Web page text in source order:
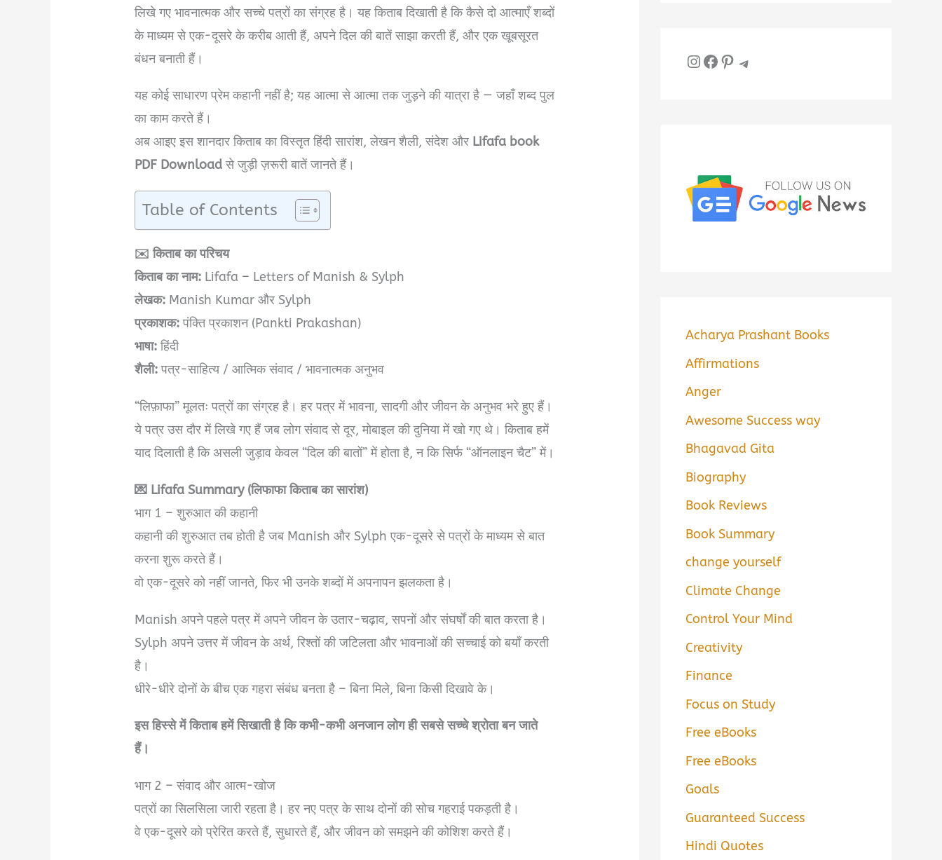
लिखे गए भावनात्मक और सच्चे पत्रों का संग्रह है। यह किताब दिखाती है कि कैसे दो आत्माएँ शब्दों
के माध्यम से एक-दूसरे के करीब आती हैं, अपने दिल की बातें साझा करती हैं, और एक खूबसूरत
बंधन बनाती हैं।
यह कोई साधारण प्रेम कहानी नहीं है; यह आत्मा से आत्मा तक जुड़ने की यात्रा है — जहाँ शब्द पुल
का काम करते हैं।
अब आइए इस शानदार किताब का विस्तृत हिंदी सारांश, लेखन शैली, संदेश और Lifafa book
PDF Downloadसे जुड़ी ज़रूरी बातें जानते हैं।
Table of Contents
✉️ किताब का परिचय
किताब का नाम: Lifafa – Letters of Manish & Sylph
लेखक: Manish Kumar और Sylph
प्रकाशक:पंक्‍ति प्रकाशन (Pankti Prakashan)
भाषा:हिंदी
शैली:पत्र-साहित्य / आत्मिक संवाद / भावनात्मक अनुभव
“लिफ़ाफा” मूलतः पत्रों का संग्रह है। हर पत्र में भावना, सादगी और जीवन के अनुभव भरे हुए हैं।
ये पत्र उस दौर में लिखे गए हैं जब लोग संवाद से दूर, मोबाइल की दुनिया में खो गए थे। किताब हमें
याद दिलाती है कि असली जुड़ाव केवल “दिल की बातों” में होता है, न कि सिर्फ “ऑनलाइन चैट” में।
💌 Lifafa Summary (लिफाफा किताब का सारांश)
भाग 1 – शुरुआत की कहानी
कहानी की शुरुआत तब होती है जब Manish और Sylph एक-दूसरे से पत्रों के माध्यम से बात
करना शुरू करते हैं।
वो एक-दूसरे को नहीं जानते, फिर भी उनके शब्दों में अपनापन झलकता है।
Manish अपने पहले पत्र में अपने जीवन के उतार-चढ़ाव, सपनों और संघर्षों की बात करता है।
Sylph अपने उत्तर में जीवन के अर्थ, रिश्तों की जटिलता और भावनाओं की सच्चाई को बयाँ करती
है।
धीरे-धीरे दोनों के बीच एक गहरा संबंध बनता है – बिना मिले, बिना किसी दिखावे के।
इस हिस्से में किताब हमें सिखाती है कि कभी-कभी अनजान लोग ही सबसे सच्चे श्रोता बन जाते
हैं।
भाग 2 – संवाद और आत्म-खोज
पत्रों का सिलसिला जारी रहता है। हर नए पत्र के साथ दोनों की सोच गहराई पकड़ती है।
वे एक-दूसरे को प्रेरित करते हैं, सुधारते हैं, और जीवन को समझने की कोशिश करते हैं।
InstagramFacebook Pinterest Telegram
Acharya Prashant Books
Affirmations
Anger
Awesome Success way
Bhagavad Gita
Biography
Book Reviews
Book Summary
change yourself
Climate Change
Control Your Mind
Creativity
Finance
Focus on Study
Free eBooks
Free eBooks
Goals
Guaranteed Success
Hindi Quotes